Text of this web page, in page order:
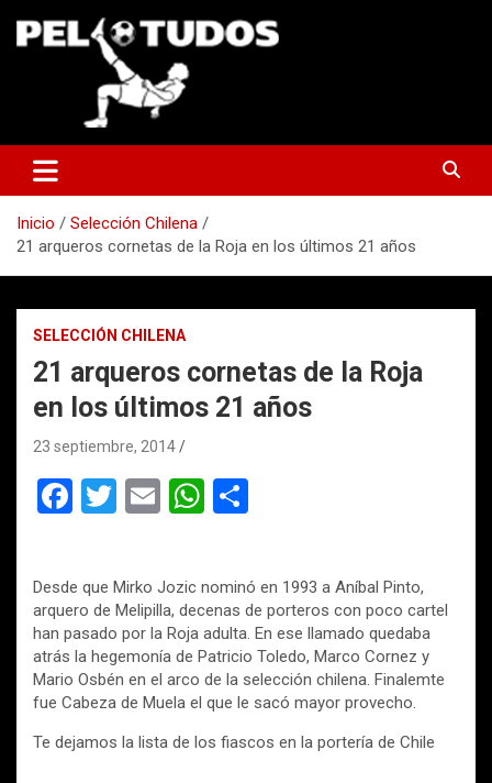
Inicio
Selección Chilena
21 arqueros cornetas de la Roja en los últimos 21 años
SELECCIÓN CHILENA
21 arqueros cornetas de la Roja
en los últimos 21 años
23 septiembre, 2014
F
b
o
o
k
T
er
E
W
s
A
p
p
p
ar
tir
Desde que Mirko Jozic nominó en 1993 a Aníbal Pinto,
arquero de Melipilla, decenas de porteros con poco cartel
han pasado por la Roja adulta. En ese llamado quedaba
atrás la hegemonía de Patricio Toledo, Marco Cornez y
Mario Osbén en el arco de la selección chilena. Finalemte
fue Cabeza de Muela el que le sacó mayor provecho.
Te dejamos la lista de los fiascos en la portería de Chile